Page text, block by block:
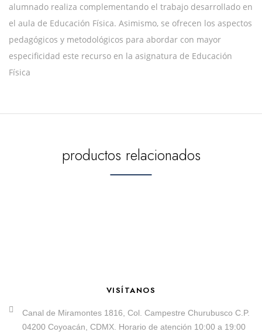
alumnado realiza complementando el trabajo desarrollado en
el aula de Educación Física. Asimismo, se ofrecen los aspectos
pedagógicos y metodológicos para abordar con mayor
especificidad este recurso en la asignatura de Educación
Física
productos relacionados
VISÍTANOS
Canal de Miramontes 1816, Col. Campestre Churubusco C.P.
04200 Coyoacán, CDMX. Horario de atención 10:00 a 19:00